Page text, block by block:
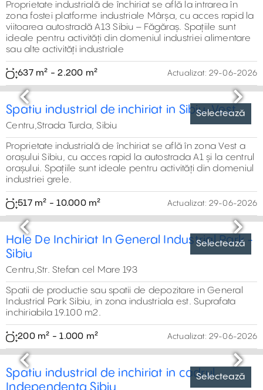
Selectează
Previous Next
Hala moderna de inchiriat Sibiu Vest
Centru,Strada Salzburg, Sibiu
Spațiu industrial de închiriat situat în zona Vest a Sibiului,
cu acces rapid la autostrada A1, aeroport și centrul
orașului. Este ideal pentru activități de producție, logistică
urbană, depozitare sau distribuție
600 m² - 1.250 m²
Selectează
Previous Next